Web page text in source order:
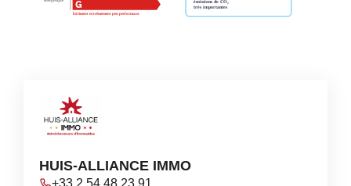
HUIS-ALLIANCE IMMO
+33 2 54 48 23 91